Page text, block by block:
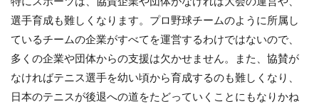
選手育成も難しくなります。プロ野球チームのように所属し
ているチームの企業がすべてを運営するわけではないので、
多くの企業や団体からの支援は欠かせません。また、協賛が
なければテニス選手を幼い頃から育成するのも難しくなり、
日本のテニスが後退への道をたどっていくことにもなりかね